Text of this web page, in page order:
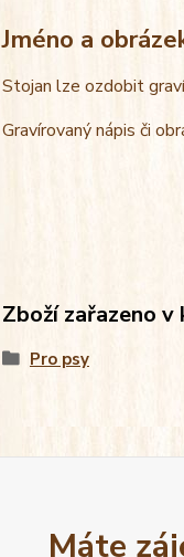
Jméno a
Stojan lze ozdobit
Gravírovaný nápis či
Zboží zařazeno
Pro psy
Máte